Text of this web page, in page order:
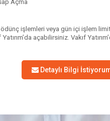
Açma
ödünç işlemleri veya gün içi işlem
açabilirsiniz. Vakıf
Detaylı Bilgi